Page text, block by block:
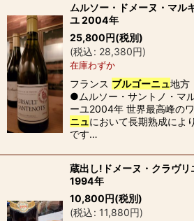
ムルソー・ドメーヌ・マル
ユ 2004年
25,800円(税別)
(税込: 28,380円)
在庫わずか
フランス ブルゴーニュ地方
●ムルソー・サントノ・マ
ーユ2004年 世界最高峰のワ
ニュにおいて長期熟成によ
です…
蔵出し!ドメーヌ・クラヴリ
1994年
10,800円(税別)
(税込: 11,880円)